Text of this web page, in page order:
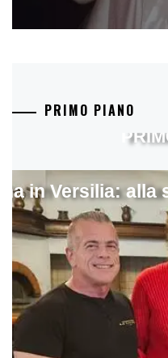
PRIMO PIANO
in Versilia: alla